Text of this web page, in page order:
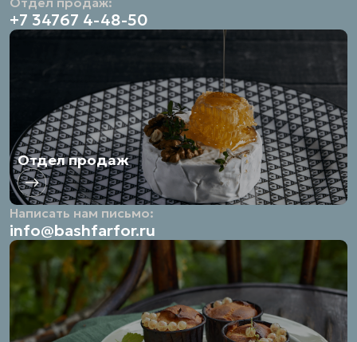
+7 34767 4-48-50
Отдел продаж
Написать нам письмо:
info@bashfarfor.ru